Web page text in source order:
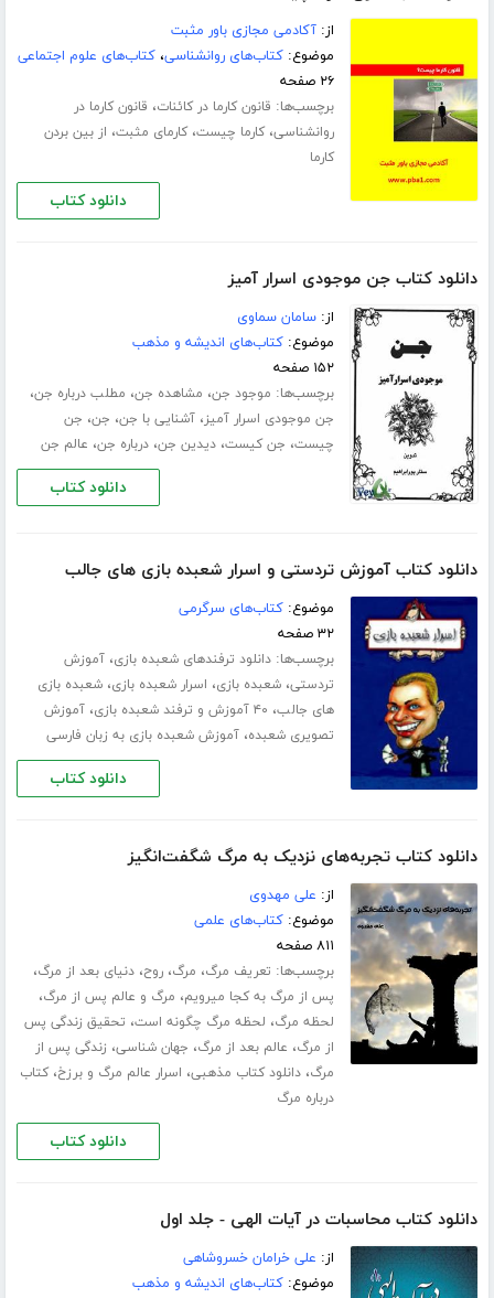
از:آکادمی مجازی باور مثبت
موضوع:کتاب‌های روانشناسی،کتاب‌های علوم اجتماعی
۲۶ صفحه
برچسب‌ها: قانون کارما در کائنات، قانون کارما در
روانشناسی،کارما چیست،کارمای مثبت، از بین بردن
کارما
دانلود کتاب
دانلود کتاب جن موجودی اسرار آمیز
از:سامان سماوی
موضوع:کتاب‌های اندیشه و مذهب
۱۵۲ صفحه
برچسب‌ها: موجود جن، مشاهده جن، مطلب درباره جن،
جن موجودی اسرار آمیز،آشنایی با جن، جن، جن
چیست، جن کیست،دیدین جن،درباره جن، عالم جن
دانلود کتاب
دانلود کتاب آموزش تردستی و اسرار شعبده بازی های جالب
موضوع:کتاب‌های سرگرمی
۳۲ صفحه
برچسب‌ها:دانلود ترفندهای شعبده بازی،آموزش
تردستی،شعبده بازی، اسرار شعبده بازی،شعبده بازی
های جالب، ۴۰ آموزش و ترفند شعبده بازی ،آموزش
تصویری شعبده،آموزش شعبده بازی به زبان فارسی
دانلود کتاب
دانلود کتاب تجربه‌های نزدیک به مرگ شگفت‌انگیز
از: علی مهدوی
موضوع:کتاب‌های علمی
۸۱۱ صفحه
برچسب‌ها: تعریف مرگ، مرگ،روح،دنیای بعد از مرگ،
پس از مرگ به کجا میرویم، مرگ و عالم پس از مرگ،
لحظه مرگ، لحظه مرگ چگونه است، تحقیق زندگی پس
از مرگ، عالم بعد از مرگ، جهان شناسی، زندگی پس از
مرگ،دانلود کتاب مذهبی، اسرار عالم مرگ و برزخ،کتاب
درباره مرگ
دانلود کتاب
دانلود کتاب محاسبات در آیات الهی - جلد اول
از: علی خرامان خسروشاهی
موضوع:کتاب‌های اندیشه و مذهب